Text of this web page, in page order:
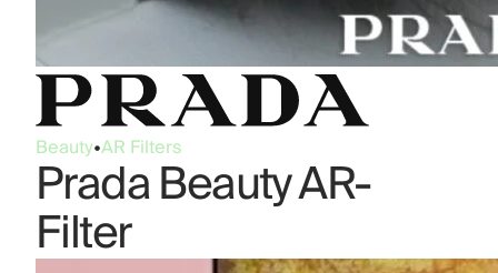
Beauty•AR Filters
Prada Beauty AR-
Filter